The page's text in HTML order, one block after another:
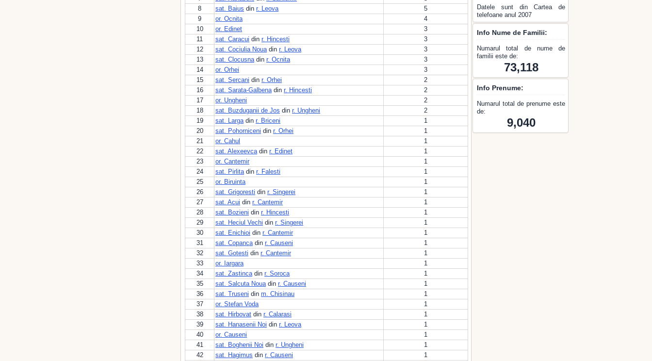
8
sat. Baius din r. Leova
5
9
or. Ocnita
4
10
or. Edinet
3
11
sat. Caracui din r. Hincesti
3
12
sat. Cociulia Nouadin r. Leova
3
13
sat. Clocusnadin r. Ocnita
3
14
or. Orhei
3
15
sat. Sercani din r. Orhei
2
16
sat. Sarata-Galbenadin r. Hincesti
2
17
or. Ungheni
2
18
sat. Buzduganii de Jos din r. Ungheni
2
19
sat. Largadin r. Briceni
1
20
sat. Pohorniceni din r. Orhei
1
21
or. Cahul
1
22
sat. Alexeevcadin r. Edinet
1
23
or. Cantemir
1
24
sat. Pirlitadin r. Falesti
1
25
or. Biruinta
1
26
sat. Grigoresti din r. Singerei
1
27
sat. Acui din r. Cantemir
1
28
sat. Bozieni din r. Hincesti
1
29
sat. Heciul Vechi din r. Singerei
1
30
sat. Enichioi din r. Cantemir
1
31
sat. Copancadin r. Causeni
1
32
sat. Gotesti din r. Cantemir
1
33
or. Iargara
1
34
sat. Zastincadin r. Soroca
1
35
sat. Salcuta Nouadin r. Causeni
1
36
sat. Truseni din m. Chisinau
1
37
or. Stefan Voda
1
38
sat. Hirbovat din r. Calarasi
1
39
sat. Hanasenii Noi din r. Leova
1
40
or. Causeni
1
41
sat. Boghenii Noi din r. Ungheni
1
42
sat. Hagimus din r. Causeni
1
Datele sunt din Cartea de
telefoane anul 2007
Info Nume de Familii:
Numarul total de nume de
familii este de:
73,118
Info Prenume:
Numarul total de prenume este
de:
9,040